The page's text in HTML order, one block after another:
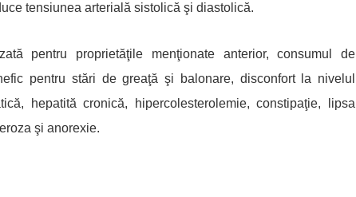
tensiunea arterială sistolică şi diastolică.
pentru proprietăţile menţionate anterior, consumul de
pentru stări de greaţă şi balonare, disconfort la nivelul
hepatită cronică, hipercolesterolemie, constipaţie, lipsa
şi anorexie.